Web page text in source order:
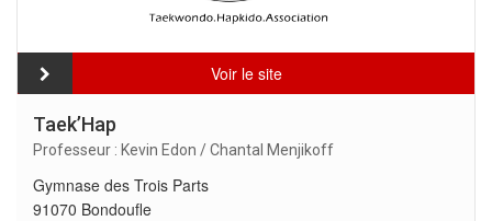
Voir le site
Taek’Hap
Professeur : Kevin Edon / Chantal Menjikoff
Gymnase des Trois Parts
91070 Bondoufle